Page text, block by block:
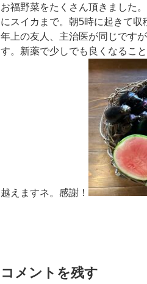
お福野菜をたくさん頂きました
にスイカまで。朝5時に起きて
年上の友人、主治医が同じです
す。新薬で少しでも良くなるこ
越えますネ。感謝！
コメントを残す